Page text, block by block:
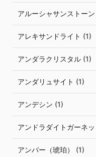
アルーシャサンストー
アレキサンドライト (1)
アンダラクリスタル (1)
アンダリュサイト (1)
アンデシン (1)
アンドラダイトガーネ
アンバー（琥珀） (1)